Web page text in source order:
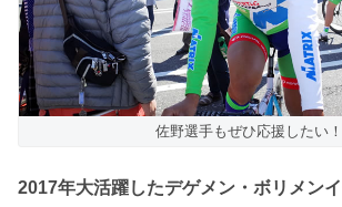
佐野選手もぜひ応援したい！
2017年大活躍したデゲメン・ボリメン